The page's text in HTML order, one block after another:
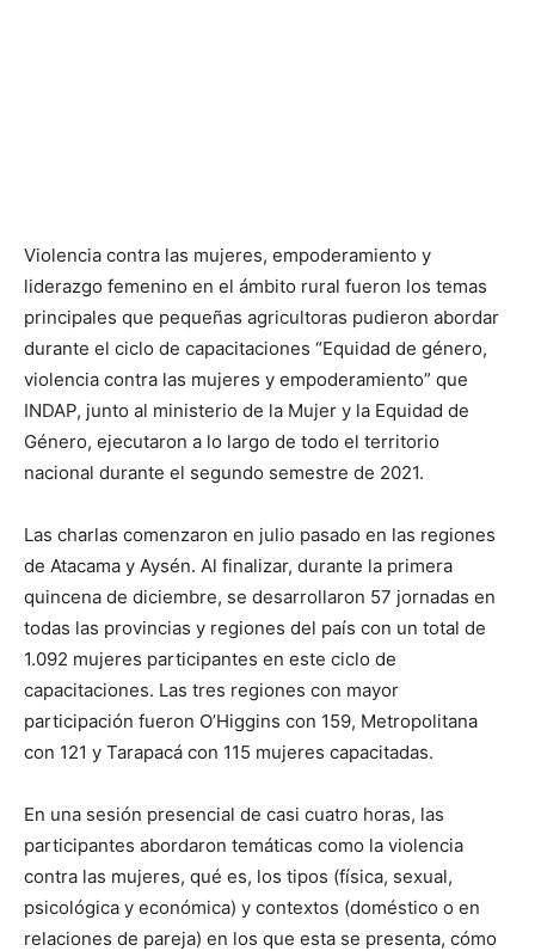
Violencia contra las mujeres, empoderamiento y
liderazgo femenino en el ámbito rural fueron los temas
principales que pequeñas agricultoras pudieron abordar
durante el ciclo de capacitaciones “Equidad de género,
violencia contra las mujeres y empoderamiento” que
INDAP, junto al ministerio de la Mujer y la Equidad de
Género, ejecutaron a lo largo de todo el territorio
nacional durante el segundo semestre de 2021.
Las charlas comenzaron en julio pasado en las regiones
de Atacama y Aysén. Al finalizar, durante la primera
quincena de diciembre, se desarrollaron 57 jornadas en
todas las provincias y regiones del país con un total de
1.092 mujeres participantes en este ciclo de
capacitaciones. Las tres regiones con mayor
participación fueron O’Higgins con 159, Metropolitana
con 121 y Tarapacá con 115 mujeres capacitadas.
En una sesión presencial de casi cuatro horas, las
participantes abordaron temáticas como la violencia
contra las mujeres, qué es, los tipos (física, sexual,
psicológica y económica) y contextos (doméstico o en
relaciones de pareja) en los que esta se presenta, cómo